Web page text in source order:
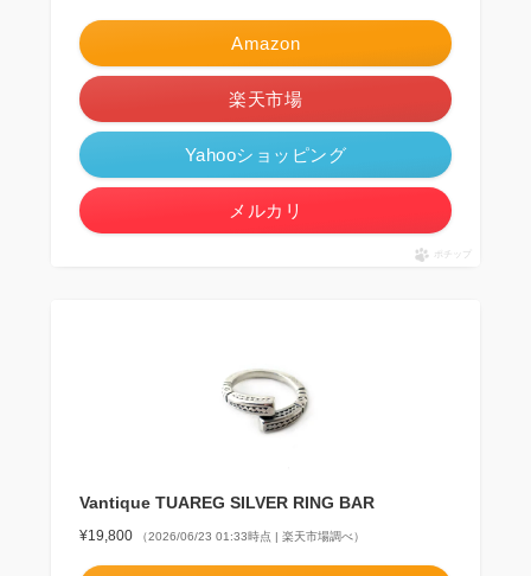
Amazon
楽天市場
Yahooショッピング
メルカリ
ポチップ
Vantique TUAREG SILVER RING BAR
¥19,800 （2026/06/23 01:33時点 | 楽天市場調べ）